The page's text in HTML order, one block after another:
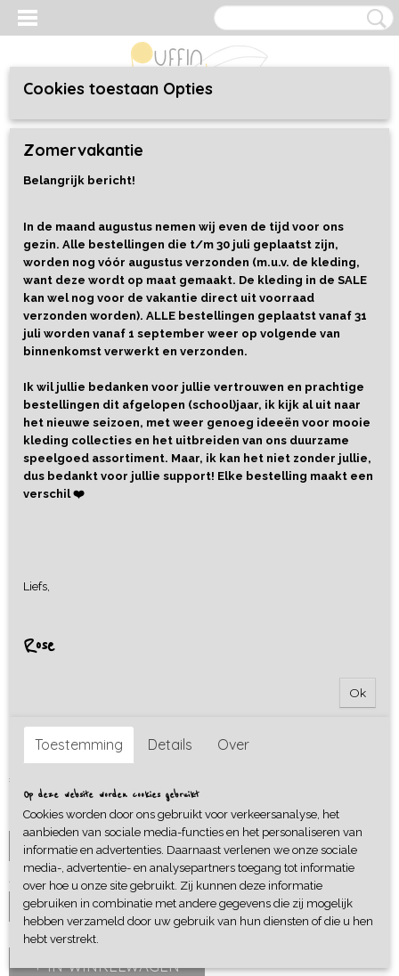
Icecream Scented Erasers -
Ooly
€ 4,99
Cadeaupapier
Aantal
IN WINKELWAGEN
Cookies toestaan Opties
Zomervakantie
Belangrijk bericht!
In de maand augustus nemen wij even de tijd voor ons
gezin. Alle bestellingen die t/m 30 juli geplaatst zijn,
worden nog vóór augustus verzonden (m.u.v. de kleding,
want deze wordt op maat gemaakt. De kleding in de SALE
kan wel nog voor de vakantie direct uit voorraad
verzonden worden). ALLE bestellingen geplaatst vanaf 31
juli worden vanaf 1 september weer op volgende van
binnenkomst verwerkt en verzonden.
Ik wil jullie bedanken voor jullie vertrouwen en prachtige
bestellingen dit afgelopen (school)jaar, ik kijk al uit naar
het nieuwe seizoen, met weer genoeg ideeën voor mooie
kleding collecties en het uitbreiden van ons duurzame
speelgoed assortiment. Maar, ik kan het niet zonder jullie,
dus bedankt voor jullie support! Elke bestelling maakt een
verschil ❤️
Liefs,
Rose
Ok
Toestemming Details Over
Op deze website worden cookies gebruikt
Cookies worden door ons gebruikt voor verkeersanalyse, het
aanbieden van sociale media-functies en het personaliseren van
informatie en advertenties. Daarnaast verlenen we onze sociale
media-, advertentie- en analysepartners toegang tot informatie
over hoe u onze site gebruikt. Zij kunnen deze informatie
gebruiken in combinatie met andere gegevens die zij mogelijk
hebben verzameld door uw gebruik van hun diensten of die u hen
hebt verstrekt.